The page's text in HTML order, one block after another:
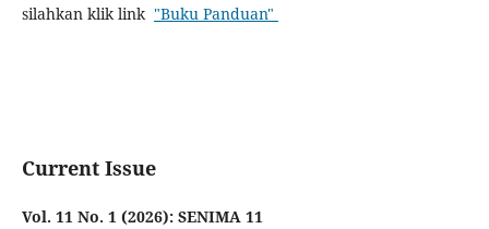
silahkan klik link "Buku Panduan"
Current Issue
Vol. 11 No. 1 (2026): SENIMA 11